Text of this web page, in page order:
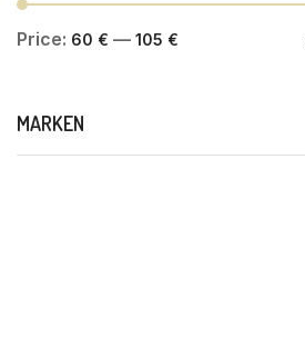
Price: 60 € — 105 €
MARKEN